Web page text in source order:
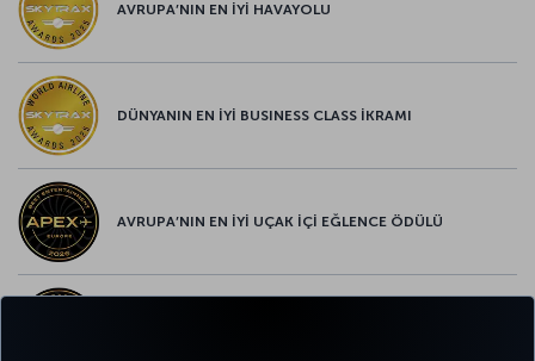
AVRUPA’NIN EN İYİ HAVAYOLU
DÜNYANIN EN İYİ BUSINESS CLASS İKRAMI
AVRUPA’NIN EN İYİ UÇAK İÇİ EĞLENCE ÖDÜLÜ